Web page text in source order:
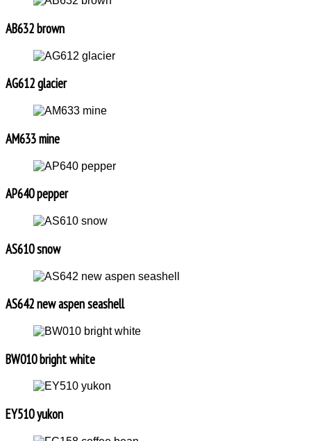
AB632 brown
AG612 glacier
AM633 mine
AP640 pepper
AS610 snow
AS642 new aspen seashell
BW010 bright white
EY510 yukon